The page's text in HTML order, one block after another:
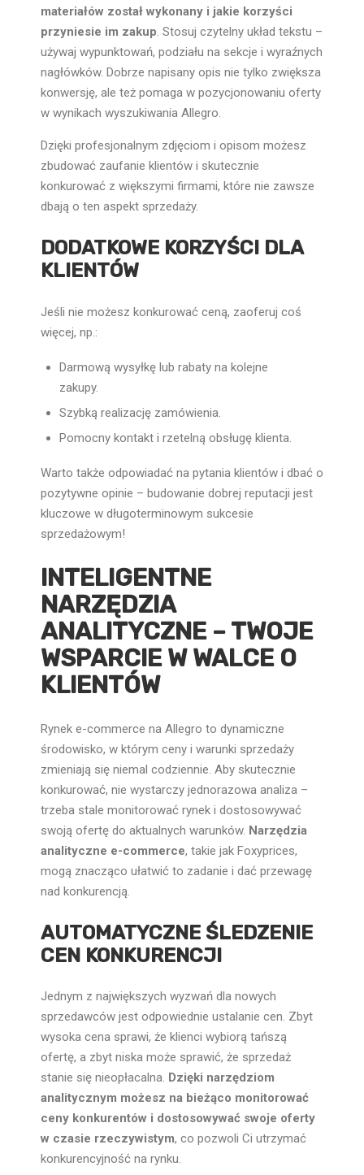
materiałów został wykonany i jakie korzyści
przyniesie im zakup. Stosuj czytelny układ tekstu –
używaj wypunktowań, podziału na sekcje i wyraźnych
nagłówków. Dobrze napisany opis nie tylko zwiększa
konwersję, ale też pomaga w pozycjonowaniu oferty
w wynikach wyszukiwania Allegro.
Dzięki profesjonalnym zdjęciom i opisom możesz
zbudować zaufanie klientów i skutecznie
konkurować z większymi firmami, które nie zawsze
dbają o ten aspekt sprzedaży.
DODATKOWE KORZYŚCI DLA
KLIENTÓW
Jeśli nie możesz konkurować ceną, zaoferuj coś
więcej, np.:
Darmową wysyłkę lub rabaty na kolejne
zakupy.
Szybką realizację zamówienia.
Pomocny kontakt i rzetelną obsługę klienta.
Warto także odpowiadać na pytania klientów i dbać o
pozytywne opinie – budowanie dobrej reputacji jest
kluczowe w długoterminowym sukcesie
sprzedażowym!
INTELIGENTNE
NARZĘDZIA
ANALITYCZNE – TWOJE
WSPARCIE W WALCE O
KLIENTÓW
Rynek e-commerce na Allegro to dynamiczne
środowisko, w którym ceny i warunki sprzedaży
zmieniają się niemal codziennie. Aby skutecznie
konkurować, nie wystarczy jednorazowa analiza –
trzeba stale monitorować rynek i dostosowywać
swoją ofertę do aktualnych warunków. Narzędzia
analityczne e-commerce, takie jak Foxyprices,
mogą znacząco ułatwić to zadanie i dać przewagę
nad konkurencją.
AUTOMATYCZNE ŚLEDZENIE
CEN KONKURENCJI
Jednym z największych wyzwań dla nowych
sprzedawców jest odpowiednie ustalanie cen. Zbyt
wysoka cena sprawi, że klienci wybiorą tańszą
ofertę, a zbyt niska może sprawić, że sprzedaż
stanie się nieopłacalna. Dzięki narzędziom
analitycznym możesz na bieżąco monitorować
ceny konkurentów i dostosowywać swoje oferty
w czasie rzeczywistym, co pozwoli Ci utrzymać
konkurencyjność na rynku.